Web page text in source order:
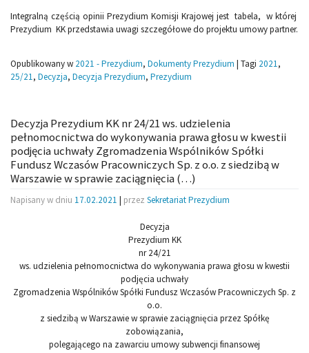
Integralną częścią opinii Prezydium Komisji Krajowej jest tabela, w której
Prezydium KK przedstawia uwagi szczegółowe do projektu umowy partner.
Opublikowany w 2021 - Prezydium, Dokumenty Prezydium | Tagi 2021,
25/21, Decyzja, Decyzja Prezydium, Prezydium
Decyzja Prezydium KK nr 24/21 ws. udzielenia
pełnomocnictwa do wykonywania prawa głosu w kwestii
podjęcia uchwały Zgromadzenia Wspólników Spółki
Fundusz Wczasów Pracowniczych Sp. z o.o. z siedzibą w
Warszawie w sprawie zaciągnięcia (…)
Napisany w dniu 17.02.2021 | przez Sekretariat Prezydium
Decyzja
Prezydium KK
nr 24/21
ws. udzielenia pełnomocnictwa do wykonywania prawa głosu w kwestii
podjęcia uchwały
Zgromadzenia Wspólników Spółki Fundusz Wczasów Pracowniczych Sp. z
o.o.
z siedzibą w Warszawie w sprawie zaciągnięcia przez Spółkę
zobowiązania,
polegającego na zawarciu umowy subwencji finansowej